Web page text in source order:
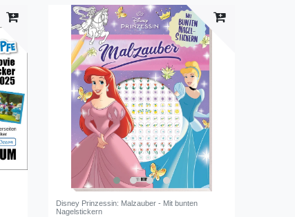
Disney Prinzessin: Malzauber - Mit bunten
Nagelstickern